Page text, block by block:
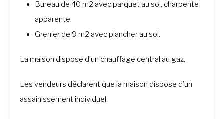
Bureau de 40 m2 avec parquet au sol, charpente
apparente.
Grenier de 9 m2 avec plancher au sol.
La maison dispose d’un chauffage central au gaz.
Les vendeurs déclarent que la maison dispose d’un
assainissement individuel.